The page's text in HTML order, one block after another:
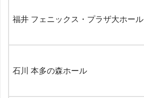
福井 フェニックス・プラザ大ホール
石川 本多の森ホール